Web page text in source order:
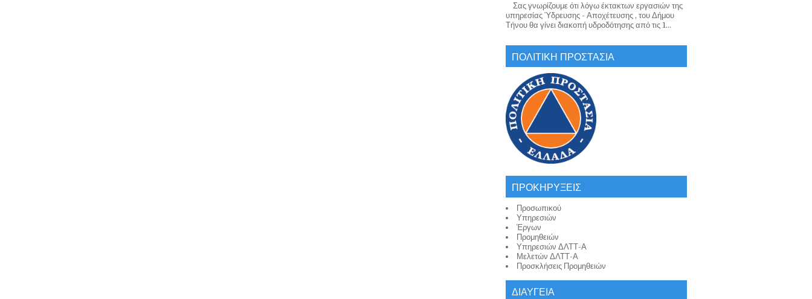
Σας γνωρίζουμε ότι λόγω έκτακτων εργασιών της
υπηρεσίας Ύδρευσης - Αποχέτευσης , του Δήμου
Τήνου θα γίνει διακοπή υδροδότησης από τις 1...
ΠΟΛΙΤΙΚΗ ΠΡΟΣΤΑΣΙΑ
ΠΡΟΚΗΡΥΞΕΙΣ
Προσωπικού
Υπηρεσιών
Έργων
Προμηθειών
Υπηρεσιών ΔΛΤΤ-Α
Μελετών ΔΛΤΤ-Α
Προσκλήσεις Προμηθειών
ΔΙΑΥΓΕΙΑ